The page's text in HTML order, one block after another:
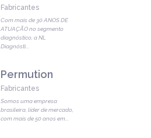
Fabricantes
Com mais de 30 ANOS DE
ATUAÇÃO no segmento
diagnóstico, a NL
Diagnósti...
Permution
Fabricantes
Somos uma empresa
brasileira, líder de mercado,
com mais de 50 anos em